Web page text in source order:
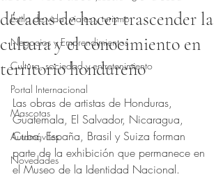
Estilo de vida, viajes y turismo
Negocios y Emprendimientos
Cultura, sociedad y entretenimiento
Portal Internacional
Mascotas
Automóviles
Novedades
décadas de hacer trascender la
cultura y el conocimiento en
territorio hondureño
Obtuvo NaN de 5 estrellas.
Las obras de artistas de Honduras,
Guatemala, El Salvador, Nicaragua,
Cuba, España, Brasil y Suiza forman
parte de la exhibición que permanece en
el Museo de la Identidad Nacional.